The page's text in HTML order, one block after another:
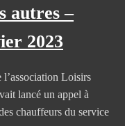
autres –
2023
l’association Loisirs
lancé un appel à
chauffeurs du service